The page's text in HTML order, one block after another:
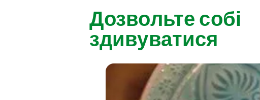
Дозвольте собі
здивуватися